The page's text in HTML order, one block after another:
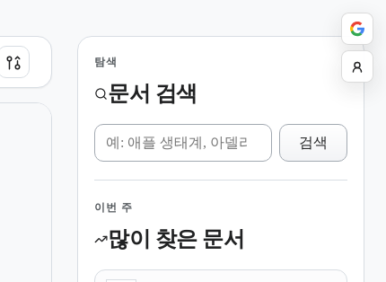
탐색
문서 검색
위키 검색
검색
이번 주
많이 찾은 문서